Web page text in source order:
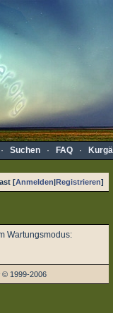
Suchen· FAQ·
[Anmelden|Registrieren]
Wartungsmodus:
© 1999-2006